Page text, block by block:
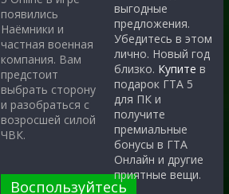
появились
Наёмники и
частная военная
компания. Вам
предстоит
выбрать сторону
и разобраться с
возросшей силой
ЧВК.
Воспользуйтесь
выгодные
предложения.
Убедитесь в этом
лично. Новый год
близко. Купите в
подарок ГТА 5
для ПК и
получите
премиальные
бонусы в ГТА
Онлайн и другие
приятные вещи.